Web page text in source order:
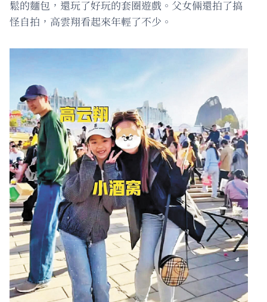
鬆的麵包，還玩了好玩的套圈遊戲。父女倆還拍了搞
怪自拍，高雲翔看起來年輕了不少。